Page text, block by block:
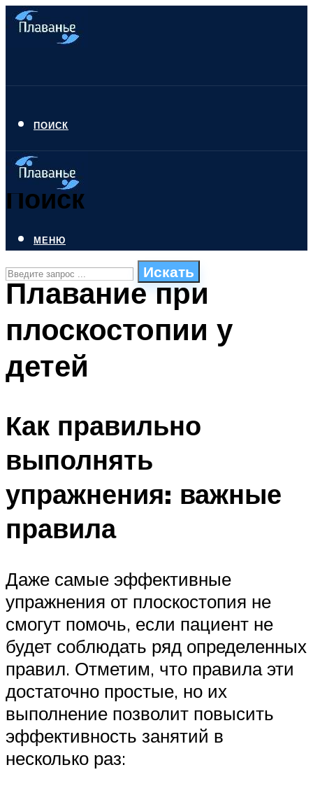
ПОИСК
Поиск
Искать
ПЛАВАНЬЕ ДЛЯ ДЕТЕЙ
БАССЕЙН ДЛЯ ДОМА
МЕНЮ
МЕНЮ
Плавание при
плоскостопии у
детей
Как правильно
выполнять
упражнения: важные
правила
Даже самые эффективные
упражнения от плоскостопия не
смогут помочь, если пациент не
будет соблюдать ряд определенных
правил. Отметим, что правила эти
достаточно простые, но их
выполнение позволит повысить
эффективность занятий в
несколько раз: